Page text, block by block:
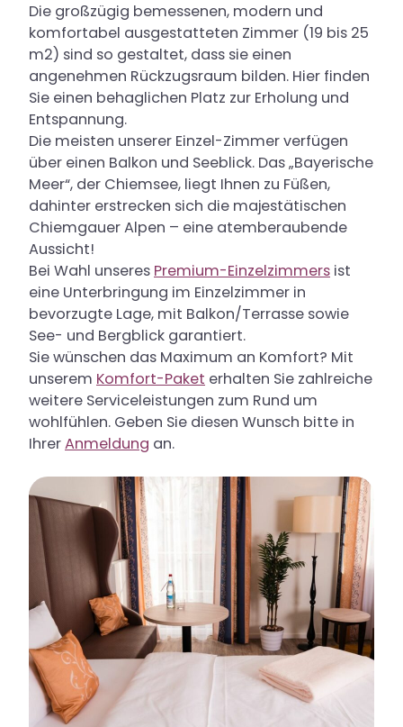
Die großzügig bemessenen, modern und
komfortabel ausgestatteten Zimmer (19 bis 25
m2) sind so gestaltet, dass sie einen
angenehmen Rückzugsraum bilden. Hier finden
Sie einen behaglichen Platz zur Erholung und
Entspannung.
Die meisten unserer Einzel-Zimmer verfügen
über einen Balkon und Seeblick. Das „Bayerische
Meer“, der Chiemsee, liegt Ihnen zu Füßen,
dahinter erstrecken sich die majestätischen
Chiemgauer Alpen – eine atemberaubende
Aussicht!
Bei Wahl unseres Premium-Einzelzimmers ist
eine Unterbringung im Einzelzimmer in
bevorzugte Lage, mit Balkon/Terrasse sowie
See- und Bergblick garantiert.
Sie wünschen das Maximum an Komfort? Mit
unserem Komfort-Paket erhalten Sie zahlreiche
weitere Serviceleistungen zum Rund um
wohlfühlen. Geben Sie diesen Wunsch bitte in
IhrerAnmeldung an.